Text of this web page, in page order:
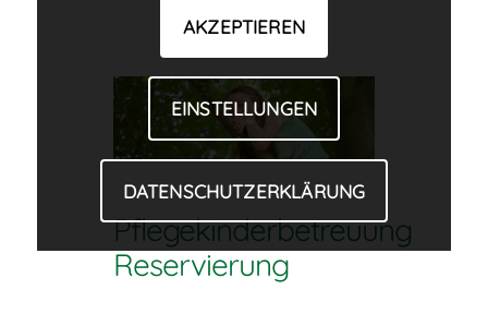
Pflegekinderbetreuung
Reservierung
AKZEPTIEREN
EINSTELLUNGEN
DATENSCHUTZERKLÄRUNG